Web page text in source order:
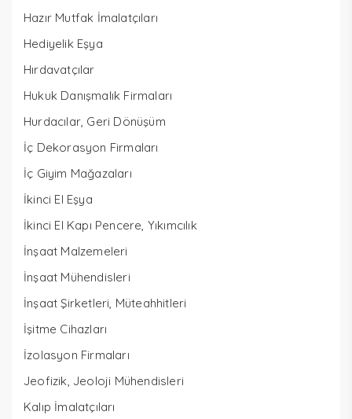
Hazır Mutfak İmalatçıları
Hediyelik Eşya
Hırdavatçılar
Hukuk Danışmalık Firmaları
Hurdacılar, Geri Dönüşüm
İç Dekorasyon Firmaları
İç Giyim Mağazaları
İkinci El Eşya
İkinci El Kapı Pencere, Yıkımcılık
İnşaat Malzemeleri
İnşaat Mühendisleri
İnşaat Şirketleri, Müteahhitleri
İşitme Cihazları
İzolasyon Firmaları
Jeofizik, Jeoloji Mühendisleri
Kalıp İmalatçıları